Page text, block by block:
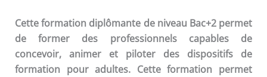
Cette formation diplômante de niveau Bac+2 permet
de former des professionnels capables de
concevoir, animer et piloter des dispositifs de
formation pour adultes. Cette formation permet